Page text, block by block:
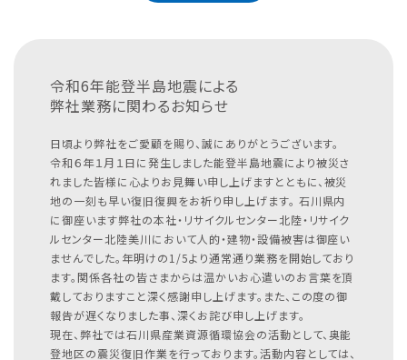
令和6年能登半島地震による
弊社業務に関わるお知らせ
日頃より弊社をご愛顧を賜り、誠にありがとうございます。
令和６年１月１日に発生しました能登半島地震により被災さ
れました皆様に心よりお見舞い申し上げますとともに、被災
地の一刻も早い復旧復興をお祈り申し上げます。 石川県内
に御座います弊社の本社・リサイクルセンター北陸・リサイク
ルセンター北陸美川において人的・建物・設備被害は御座い
ませんでした。年明けの1/5より通常通り業務を開始しており
ます。関係各社の皆さまからは温かいお心遣いのお言葉を頂
戴しておりますこと深く感謝申し上げます。また、この度の御
報告が遅くなりました事、深くお詫び申し上げます。
現在、弊社では石川県産業資源循環協会の活動として、奥能
登地区の震災復旧作業を行っております。活動内容としては、